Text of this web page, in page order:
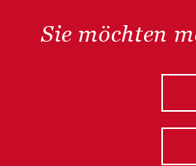
Sie möchten